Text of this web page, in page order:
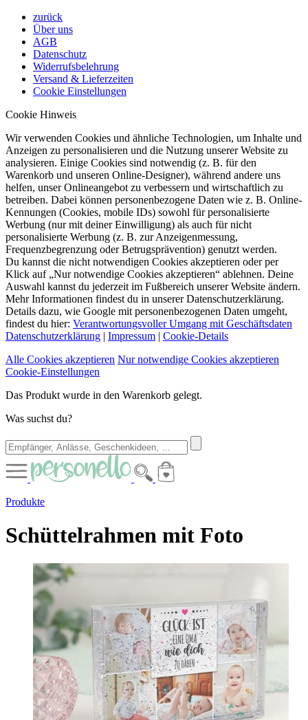
zurück
Über uns
AGB
Datenschutz
Widerrufsbelehrung
Versand & Lieferzeiten
Cookie Einstellungen
Cookie Hinweis
Wir verwenden Cookies und ähnliche Technologien, um Inhalte und
Anzeigen zu personalisieren und die Nutzung unserer Website zu
analysieren. Einige Cookies sind notwendig (z. B. für den
Warenkorb und unseren Online-Designer), während andere uns
helfen, unser Onlineangebot zu verbessern und wirtschaftlich zu
betreiben. Dabei können personenbezogene Daten wie z. B. Online-
Kennungen (Cookies, mobile IDs) sowohl für personalisierte
Werbung (nur mit deiner Einwilligung) als auch für nicht
personalisierte Werbung (z. B. zur Anzeigenmessung,
Frequenzbegrenzung oder Betrugsprävention) genutzt werden.
Du kannst die nicht notwendigen Cookies akzeptieren oder per
Klick auf „Nur notwendige Cookies akzeptieren“ ablehnen. Deine
Auswahl kannst du jederzeit im Fußbereich unserer Website ändern.
Mehr Informationen findest du in unserer Datenschutzerklärung.
Details dazu, wie Google mit personenbezogenen Daten umgeht,
findest du hier: Verantwortungsvoller Umgang mit Geschäftsdaten
Datenschutzerklärung | Impressum | Cookie-Details
Alle Cookies akzeptieren Nur notwendige Cookies akzeptieren
Cookie-Einstellungen
Das Produkt wurde in den Warenkorb gelegt.
Was suchst du?
Produkte
Schüttelrahmen mit Foto